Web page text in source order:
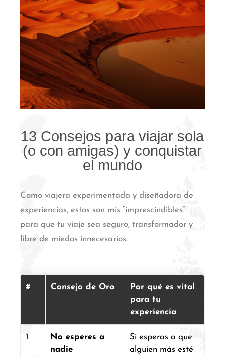
13 Consejos para viajar sola
(o con amigas) y conquistar
el mundo
Como viajera experimentada y diseñadora de
experiencias, estos son mis “imprescindibles”
para que tu viaje sea seguro, transformador y
libre de miedos innecesarios.
# Consejo de Oro
Por qué es vital
para tu
experiencia
1
No esperes a
nadie
Si esperas a que
alguien más esté